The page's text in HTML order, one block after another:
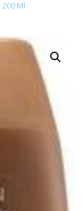
Ml